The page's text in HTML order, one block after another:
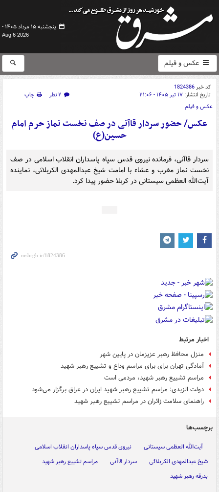
پنجشنبه ۱۵ مرداد ۱۴۰۵ -
Aug 6 2026
عکس و فیلم
کد خبر1824386
تاریخ انتشار: ۱۷ تیر ۱۴۰۵ - ۲۱:۰۶ ۲ نظر
چاپ
عکس و فیلم
عکس/ حضور سردار قاآنی در صف نخست نماز حرم امام
حسین(ع)
سردار قاآنی، فرمانده نیروی قدس سپاه پاسداران انقلاب اسلامی در صف
نخست نماز مغرب و عشاء با امامت شیخ عبدالمهدی الکربلائی، نماینده
آیت‌الله العظمی سیستانی در کربلا حضور پیدا کرد.
اخبار مرتبط
منزل محافظ رهبر عزیزمان در پایین شهر
آمادگی تهران برای برای مراسم وداع و تشییع رهبر شهید
مراسم تشییع رهبر شهید، مردمی است
دولت الزیدی: مراسم تشییع رهبر شهید ایران در عراق برگزار می‌شود
راهنمای سلامت زائران در مراسم تشییع رهبر شهید
برچسب‌ها
آیت‌الله العظمی سیستانی
نیروی قدس سپاه پاسداران انقلاب اسلامی
شیخ عبدالمهدی الکربلائی
سردار قاآنی
مراسم تشییع رهبر شهید
بدرقه رهبر شهید